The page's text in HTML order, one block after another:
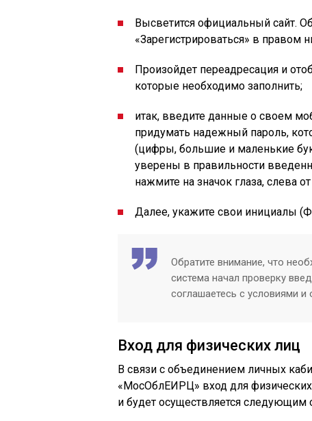
Высветится официальный сайт.
«Зарегистрироваться» в правом
Произойдет переадресация и
которые необходимо заполнить;
итак, введите данные о своем
придумать надежный пароль,
(цифры, большие и маленькие
уверены в правильности
нажмите на значок глаза, слева
Далее, укажите свои инициалы
Обратите внимание, что
система начал проверку
соглашаетесь с условиями
Вход для физических лиц
В связи с объединением личных
«МосОблЕИРЦ» вход для
и будет осуществляется следующим